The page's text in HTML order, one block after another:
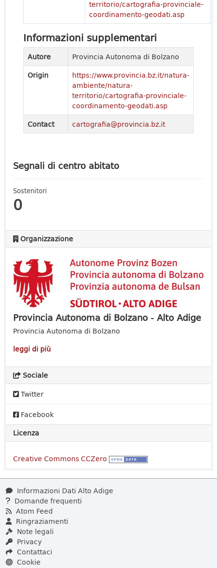
Segnali di centro abitato
Sostenitori
0
Organizzazione
Provincia Autonoma di Bolzano - Alto Adige
Provincia Autonoma di Bolzano
leggi di più
Sociale
Twitter
Facebook
Licenza
Creative Commons CCZero
territorio/cartografia-provinciale-
coordinamento-geodati.asp
Informazioni supplementari
Autore
Provincia Autonoma di Bolzano
Origin
https://www.provincia.bz.it/natura-
ambiente/natura-
territorio/cartografia-provinciale-
coordinamento-geodati.asp
Contact
cartografia@provincia.bz.it
Informazioni Dati Alto Adige
Domande frequenti
Atom Feed
Ringraziamenti
Note legali
Privacy
Contattaci
Cookie